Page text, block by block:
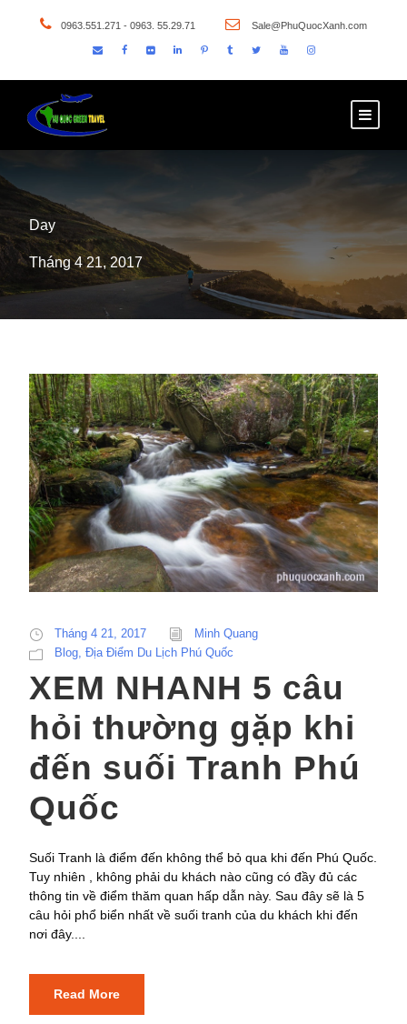
0963.551.271 - 0963. 55.29.71 Sale@PhuQuocXanh.com
Day
Tháng 4 21, 2017
Tháng 4 21, 2017
Minh Quang
Blog, Địa Điểm Du Lịch Phú Quốc
XEM NHANH 5 câu
hỏi thường gặp khi
đến suối Tranh Phú
Quốc
Suối Tranh là điểm đến không thể bỏ qua khi đến Phú Quốc.
Tuy nhiên , không phải du khách nào cũng có đầy đủ các
thông tin về điểm thăm quan hấp dẫn này. Sau đây sẽ là 5
câu hỏi phổ biển nhất về suối tranh của du khách khi đến
nơi đây....
Read More